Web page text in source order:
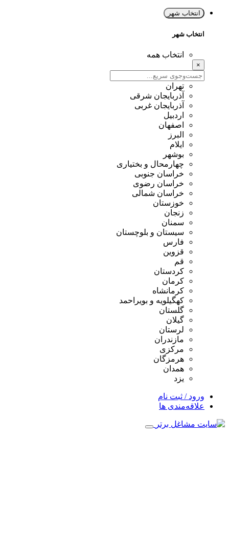
انتخاب شهر
انتخاب شهر
انتخاب همه
×
تهران
آذربایجان شرقی
آذربایجان غربی
اردبیل
اصفهان
البرز
ایلام
بوشهر
چهارمحال و بختیاری
خراسان جنوبی
خراسان رضوی
خراسان شمالی
خوزستان
زنجان
سمنان
سیستان و بلوچستان
فارس
قزوین
قم
کردستان
کرمان
کرمانشاه
کهگیلویه و بویراحمد
گلستان
گیلان
لرستان
مازندران
مرکزی
هرمزگان
همدان
یزد
ورود / ثبت نام
علاقه‌مندی ها